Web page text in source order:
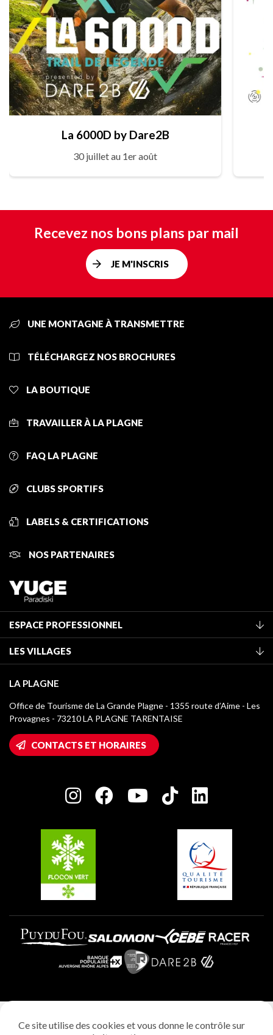
La 6000D by Dare2B
30 juillet au 1er août
Recevez nos bons plans par mail
JE M'INSCRIS
UNE MONTAGNE À TRANSMETTRE
TÉLÉCHARGEZ NOS BROCHURES
LA BOUTIQUE
TRAVAILLER À LA PLAGNE
FAQ LA PLAGNE
CLUBS SPORTIFS
LABELS & CERTIFICATIONS
NOS PARTENAIRES
ESPACE PROFESSIONNEL
Classement des meublés
Taxe de séjour
Médiathèque
Logos La Plagne
Accès Wifi
Maison des Propriétaires
Charte des Acteurs Engagés
LES VILLAGES
Montchavin - Les Coches
Champagny-en-Vanoise
Plagne 1800
Plagne Villages
Plagne Aime 2000
LA PLAGNE
Office de Tourisme de La Grande Plagne - 1355 route d’Aime - Les
Provagnes - 73210 LA PLAGNE TARENTAISE
CONTACTS ET HORAIRES
Ce site utilise des cookies et vous donne le contrôle sur